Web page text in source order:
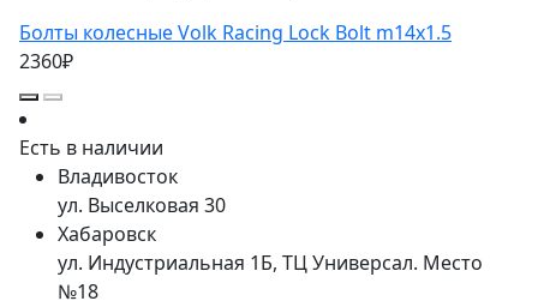
Болты колесные Volk Racing Lock Bolt m14x1.5
2360₽
Есть в наличии
Владивосток
ул. Выселковая 30
Хабаровск
ул. Индустриальная 1Б, ТЦ Универсал. Место
№18